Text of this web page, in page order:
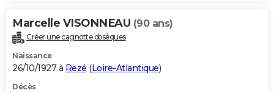
Marcelle VISONNEAU (90 ans)
Créer une cagnotte obsèques
Naissance
26/10/1927 à Rezé (Loire-Atlantique)
Décès